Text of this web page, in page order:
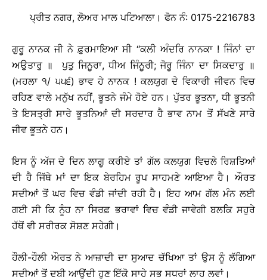
ਪ੍ਰੀਤ ਨਗਰ, ਲੋਅਰ ਮਾਲ ਪਟਿਆਲਾ। ਫੋਨ ਨੰ: 0175-2216783
ਗੁਰੂ ਨਾਨਕ ਜੀ ਨੇ ਫ਼ੁਰਮਾਇਆ ਸੀ ‘‘ਕਲੀ ਅੰਦਰਿ ਨਾਨਕਾ ! ਜਿੰਨਾਂ ਦਾ
ਅਉਤਾਰੁ ॥ ਪੁਤੁ ਜਿਨੂਰਾ, ਧੀਅ ਜਿੰਨੂਰੀ; ਜੋਰੂ ਜਿੰਨਾ ਦਾ ਸਿਕਦਾਰੁ ॥
(ਮਹਲਾ ੧/ ੫੫੬) ਭਾਵ ਹੇ ਨਾਨਕ ! ਕਲਯੁਗ ਦੇ ਵਿਕਾਰੀ ਜੀਵਨ ਵਿਚ
ਰਹਿਣ ਵਾਲੇ ਮਨੁੱਖ ਨਹੀਂ, ਭੂਤਨੇ ਜੰਮੇ ਹੋਏ ਹਨ। ਪੁੱਤਰ ਭੂਤਨਾ, ਧੀ ਭੂਤਨੀ
ਤੇ ਇਸਤ੍ਰੀ ਸਾਰੇ ਭੂਤਨਿਆਂ ਦੀ ਸਰਦਾਰ ਹੈ ਭਾਵ ਨਾਮ ਤੋਂ ਸੱਖਣੇ ਸਾਰੇ
ਜੀਵ ਭੂਤਨੇ ਹਨ।
ਇਸ ਨੂੰ ਅੱਜ ਦੇ ਦਿਨ ਲਾਗੂ ਕਰੀਏ ਤਾਂ ਗੱਲ ਕਲਯੁਗ ਵਿਚਲੇ ਰਿਸ਼ਤਿਆਂ
ਦੀ ਹੈ ਜਿੱਥੇ ਮਾਂ ਦਾ ਇਕ ਬੇਰਹਿਮ ਰੂਪ ਸਾਹਮਣੇ ਆਇਆ ਹੈ। ਔਰਤ
ਸਦੀਆਂ ਤੋਂ ਘਰ ਵਿਚ ਵੰਡੀ ਜਾਂਦੀ ਰਹੀ ਹੈ। ਇਹ ਆਮ ਗੱਲ ਮੰਨ ਲਈ
ਗਈ ਸੀ ਕਿ ਨੂੰਹ ਨਾ ਸਿਰਫ਼ ਭਰਾਵਾਂ ਵਿਚ ਵੰਡੀ ਜਾਵੇਗੀ ਬਲਕਿ ਸਹੁਰੇ
ਹੱਥੋਂ ਵੀ ਸਰੀਰਕ ਸੋਸ਼ਣ ਸਹੇਗੀ।
ਹੌਲੀ-ਹੌਲੀ ਔਰਤ ਨੇ ਆਜ਼ਾਦੀ ਦਾ ਸੁਆਦ ਚੱਖਿਆ ਤਾਂ ਉਸ ਨੂੰ ਲੱਗਿਆ
ਸਦੀਆਂ ਤੋਂ ਦਬੀ ਆਉਂਦੀ ਹੁਣ ਇੱਕੋ ਸਾਹੇ ਸਭ ਸਧਰਾਂ ਲਾਹ ਲਵਾਂ।